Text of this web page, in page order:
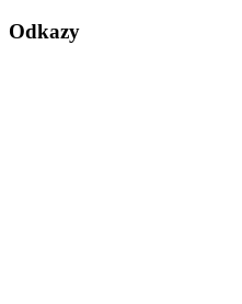
Odkazy